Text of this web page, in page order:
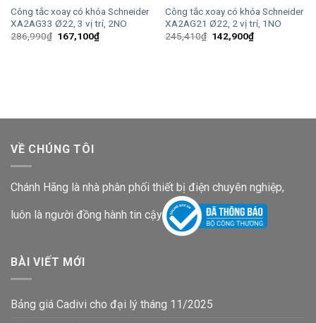
Công tắc xoay có khóa Schneider
XA2AG33 Ø22, 3 vị trí, 2NO
286,990₫ Giá
167,100₫Giá
hiện
Công tắc xoay có khóa Schneider
XA2AG21 Ø22, 2 vị trí, 1NO
245,410₫ Giá
142,900₫Giá
hiện
VỀ CHÚNG TÔI
Chánh Hãng là nhà phân phối thiết bị điện chuyên nghiệp,
luôn là người đồng hành tin cậy
BÀI VIẾT MỚI
Bảng giá Cadivi cho đại lý tháng 11/2025